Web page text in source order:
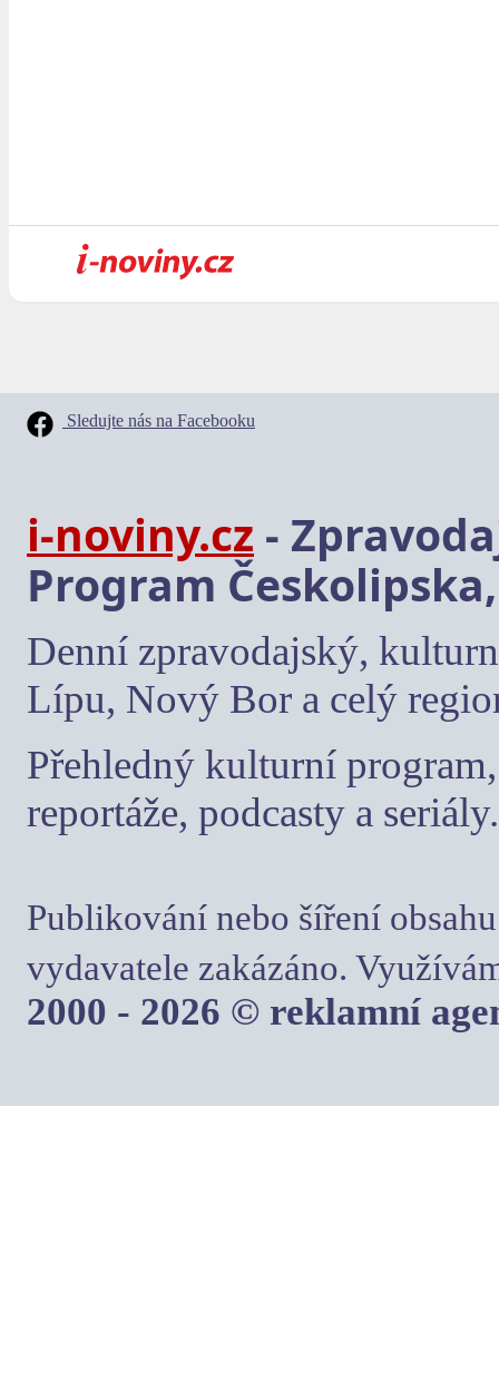
Sledujte nás na Facebooku
i-noviny.cz -
Program
Denní zpravodajský,
Lípu, Nový Bor a celý
Přehledný kulturní
reportáže, podcasty a seriály.
Publikování nebo šíření
vydavatele zakázáno.
2000 - 2026 © reklamní